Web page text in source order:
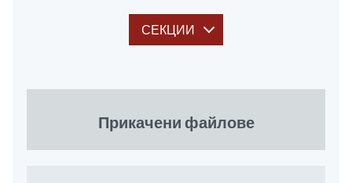
СЕКЦИИ
Прикачени файлове